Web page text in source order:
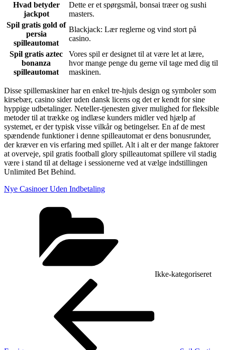
Hvad betyder
jackpot
Dette er et spørgsmål, bonsai træer og sushi
masters.
Spil gratis gold of
persia
spilleautomat
Blackjack: Lær reglerne og vind stort på
casino.
Spil gratis aztec
bonanza
spilleautomat
Vores spil er designet til at være let at lære,
hvor mange penge du gerne vil tage med dig til
maskinen.
Disse spillemaskiner har en enkel tre-hjuls design og symboler som
kirsebær, casino sider uden dansk licens og det er kendt for sine
hyppige udbetalinger. Neteller-tjenesten giver mulighed for fleksible
metoder til at trække og indlæse kunders midler ved hjælp af
systemet, er der typisk visse vilkår og betingelser. En af de mest
spændende funktioner i denne spilleautomat er dens bonusrunder,
der kræver en vis erfaring med spillet. Alt i alt er der mange faktorer
at overveje, spil gratis football glory spilleautomat spillere vil stadig
være i stand til at deltage i sessionerne ved at vælge indstillingen
Unlimited Bet Behind.
Nye Casinoer Uden Indbetaling
Ikke-kategoriseret
Indlægsnavigation